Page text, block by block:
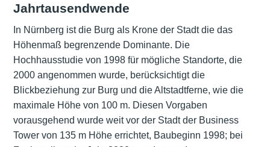
Jahrtausendwende
In Nürnberg ist die Burg als Krone der Stadt die das
Höhenmaß begrenzende Dominante. Die
Hochhausstudie von 1998 für mögliche Standorte, die
2000 angenommen wurde, berücksichtigt die
Blickbeziehung zur Burg und die Altstadtferne, wie die
maximale Höhe von 100 m. Diesen Vorgaben
vorausgehend wurde weit vor der Stadt der Business
Tower von 135 m Höhe errichtet, Baubeginn 1998; bei